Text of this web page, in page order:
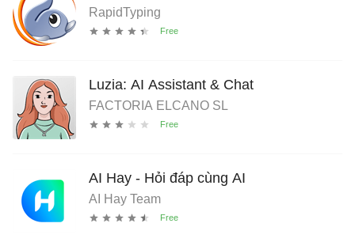
RapidTyping
Luzia: AI Assistant & Chat
FACTORIA ELCANO SL
AI Hay - Hỏi đáp cùng AI
AI Hay Team